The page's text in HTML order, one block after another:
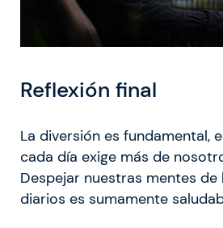
Reflexión final
La diversión es fundamental,
cada día exige más de
Despejar nuestras mentes de
diarios es sumamente